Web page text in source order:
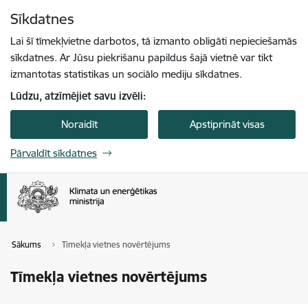
Sīkdatnes
Lai šī tīmekļvietne darbotos, tā izmanto obligāti nepieciešamās
sīkdatnes. Ar Jūsu piekrišanu papildus šajā vietnē var tikt
izmantotas statistikas un sociālo mediju sīkdatnes.
Lūdzu, atzīmējiet savu izvēli:
Noraidīt Apstiprināt visas
Pārvaldīt sīkdatnes
Sākums Tīmekļa vietnes novērtējums
Tīmekļa vietnes novērtējums